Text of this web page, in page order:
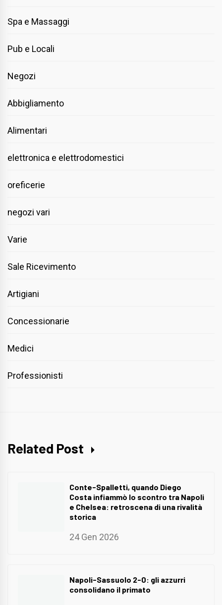
Spa e Massaggi
Pub e Locali
Negozi
Abbigliamento
Alimentari
elettronica e elettrodomestici
oreficerie
negozi vari
Varie
Sale Ricevimento
Artigiani
Concessionarie
Medici
Professionisti
Related Post
Conte-Spalletti, quando Diego
Costa infiammò lo scontro tra Napoli
e Chelsea: retroscena di una rivalità
storica
24 Gen 2026
Napoli-Sassuolo 2-0: gli azzurri
consolidano il primato